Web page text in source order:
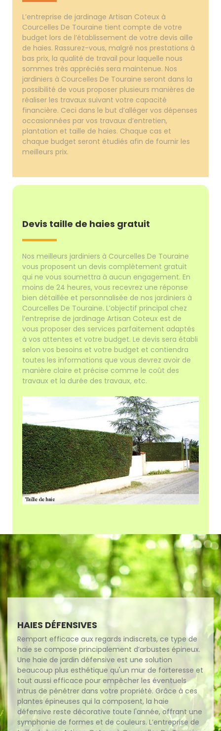
L’entreprise de jardinage Artisan Coteux à
Courcelles De Touraine tient compte de votre
budget lors de l’établissement de votre devis aille
de haies. Rassurez-vous, malgré nos prestations à
bas prix, la qualité de travail pour laquelle nous
sommes très appréciés sera maintenue. Nos
jardiniers à Courcelles De Touraine seront dans la
possibilité de vous proposer plusieurs manières de
réaliser les travaux suivant votre capacité
financière. Ceci dans le but d’alléger vos dépenses
occasionnées par vos travaux d’entretien,
plantation et taille de haies. Chaque cas et
chaque budget seront étudiés afin de fournir les
meilleurs prix.
Devis taille de haies gratuit
Nos meilleurs jardiniers à Courcelles De Touraine
vous proposent un devis complètement gratuit
qui ne vous soumettra à aucun engagement. En
moins de 24 heures, vous recevrez une réponse
bien détaillée et personnalisée de nos jardiniers à
Courcelles De Touraine. L’objectif principal chez
l’entreprise de jardinage Artisan Coteux est de
vous proposer des services parfaitement adaptés
à vos attentes et votre budget. Le devis sera établi
selon vos besoins et votre budget et contiendra
toutes les informations que vous devrez avoir de
manière claire et précise comme le coût des
travaux et la durée des travaux, etc.
HAIES DÉFENSIVES
Rempart efficace aux regards indiscrets, ce type de
haie se compose principalement d’arbustes épineux.
Une haie de jardin défensive est une solution
beaucoup plus esthétique qu'un mur de forteresse et
tout aussi efficace pour empêcher les éventuels
intrus de pénétrer dans votre propriété. Grâce à ces
plantes épineuses qui la composent, la haie
défensive reste décorative toute l'année, offrant une
symphonie de formes et de couleurs. L’entreprise de